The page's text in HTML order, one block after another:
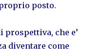
posto.
prospettiva, che e’
diventare come